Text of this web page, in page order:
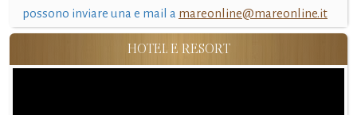
possono inviare una e mail a mareonline@mareonline.it
HOTEL E RESORT